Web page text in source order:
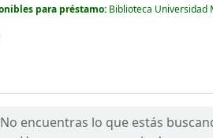
para préstamo: Biblioteca Universidad
encuentras lo que estás